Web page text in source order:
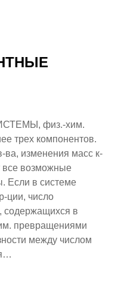
физ.-хим.
трех компонентов.
ва, изменения масс к-
возможные
Если в системе
ции, число
содержащихся в
превращениями
между числом